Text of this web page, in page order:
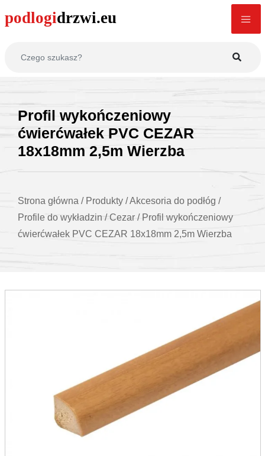
Profil wykończeniowy
ćwierćwałek PVC CEZAR
18x18mm 2,5m Wierzba
Strona główna / Produkty /Akcesoria do podłóg /
Profile do wykładzin /Cezar / Profil wykończeniowy
ćwierćwałek PVC CEZAR 18x18mm 2,5m Wierzba